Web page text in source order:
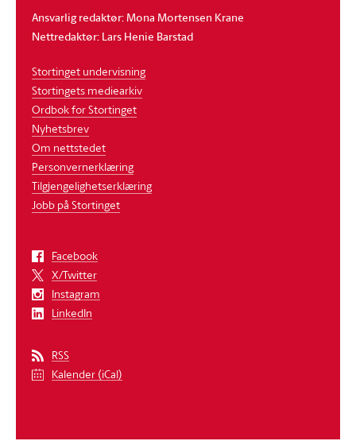
Ansvarlig redaktør: Mona Mortensen Krane
Nettredaktør: Lars Henie Barstad
Stortinget undervisning
Stortingets mediearkiv
Ordbok for Stortinget
Nyhetsbrev
Om nettstedet
Personvernerklæring
Tilgjengelighetserklæring
Jobb på Stortinget
Facebook
X/Twitter
Instagram
LinkedIn
RSS
Kalender (iCal)